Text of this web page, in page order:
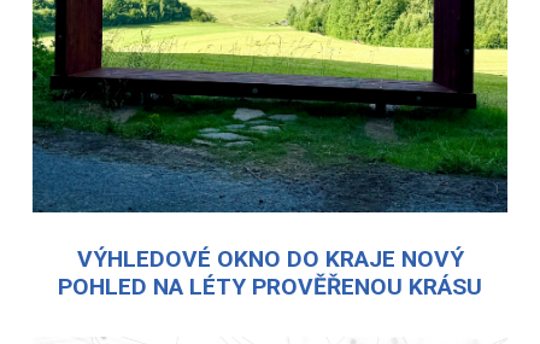
VÝHLEDOVÉ OKNO DO KRAJE NOVÝ
POHLED NA LÉTY PROVĚŘENOU KRÁSU